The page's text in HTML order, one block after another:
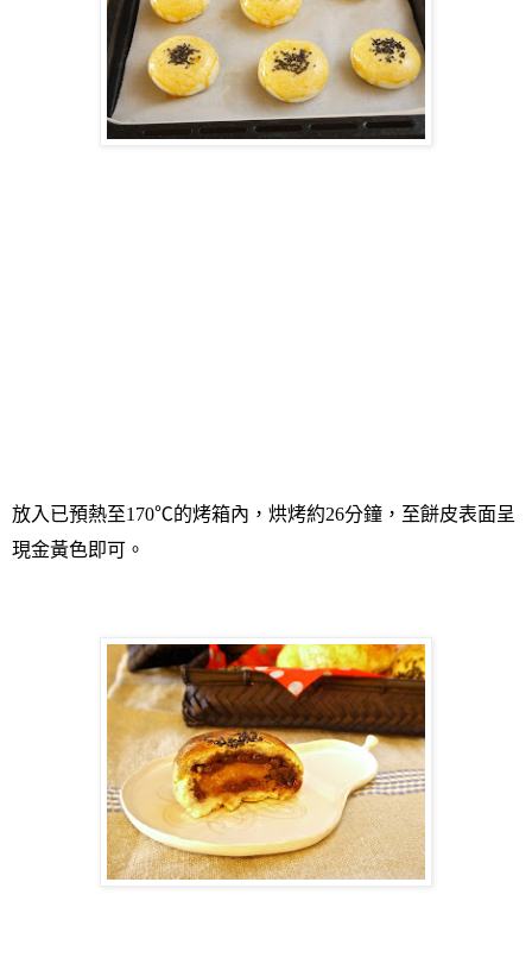
放入已預熱至170℃的烤箱內，烘烤約26分鐘，至餅皮表面呈
現金黃色即可。